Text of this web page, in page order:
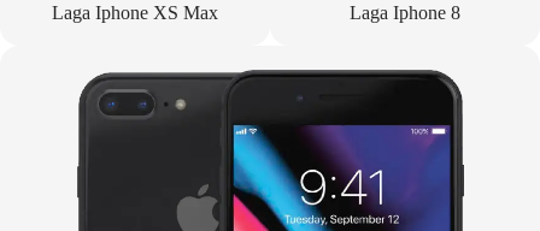
Laga Iphone XS Max Laga Iphone 8